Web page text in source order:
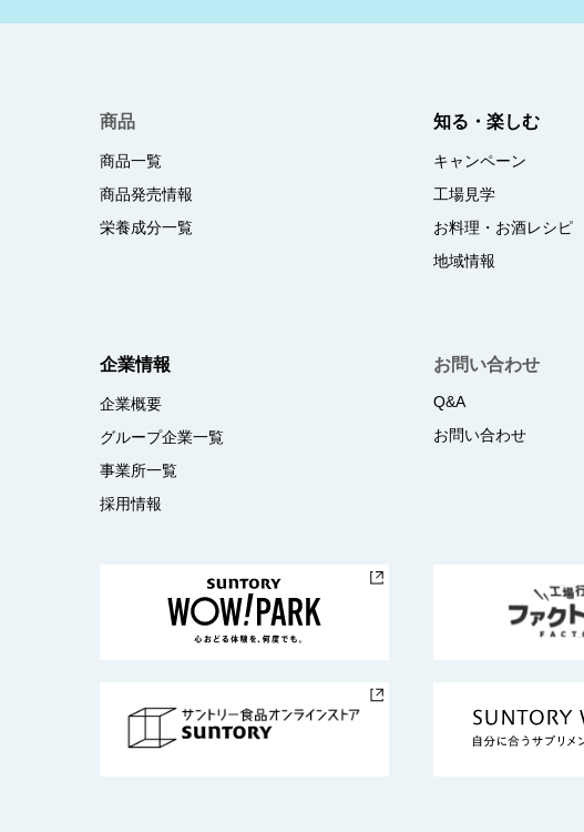
商品
商品一覧
商品発売情報
栄養成分一覧
知る・楽しむ
キャンペーン
工場見学
お料理・お酒レシピ
地域情報
企業情報
企業概要
グループ企業一覧
事業所一覧
採用情報
お問い合わせ
Q&A
お問い合わせ